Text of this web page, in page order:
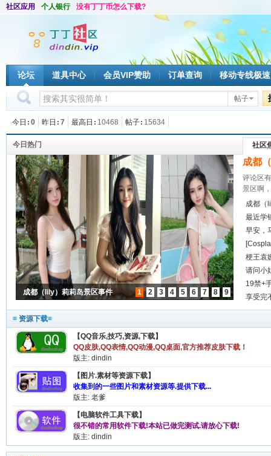
社区应用 个人银行 没有丁丁币怎么下载?
论坛 道具中心 会员VIP赞助 订单查询 移动专线极速
帖子
今日 0 昨日 7 最高日 10468 帖子 15634
今日热门
成都（lily）莉莉岛景区事件 1 2 3 4 5 6 7 8 9
社区
成都
评论区
景区啊
成都（
最近学
早安，
梗王袁
请问小
19禁+
露上
享受完
≡ 资源下载≡
【QQ音乐,技巧,资源,下载】
QQ皮肤,QQ表情,QQ动漫,QQ桌面,官方推荐皮肤下载！
版主: dindin
【图片.素材等资源下载】
收集到的一些图片和素材资源等.提供下载...
版主: 老爹
【电脑软件工具下载】
很不错的常用软件下载!本站已做完测试.请放心下载!
版主: dindin